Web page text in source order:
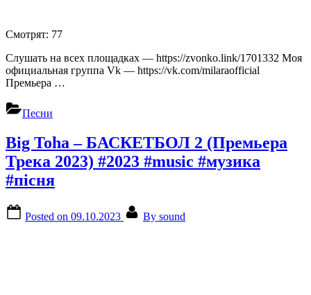
Смотрят: 77
Слушать на всех площадках — https://zvonko.link/1701332 Моя
официальная группа Vk — https://vk.com/milaraofficial
Премьера …
Песни
Big Toha – БАСКЕТБОЛ 2 (Премьера
Трека 2023) #2023 #music #музика
#пісня
Posted on 09.10.2023 By sound